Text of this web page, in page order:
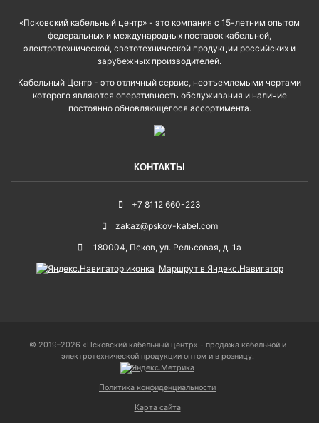
«Псковский кабельный центр» - это компания с 15-летним опытом
федеральных и международных поставок кабельной,
электротехнической, светотехнической продукции российских и
зарубежных производителей.
Кабельный Центр - это отличный сервис, неотъемлемыми чертами
которого являются оперативность обслуживания и наличие
постоянно обновляющегося ассортимента.
КОНТАКТЫ
+7 8112 660-223
zakaz@pskov-kabel.com
180004, Псков, ул. Рельсовая, д. 1а
Маршрут в Яндекс.Навигатор
© 2019–2026 «Псковский кабельный центр» - продажа кабельной и
электротехнической продукции оптом и в розницу.
Политика конфиденциальности
Карта сайта